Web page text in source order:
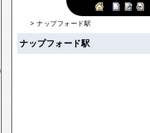
> ナップフォード駅
ナップフォード駅